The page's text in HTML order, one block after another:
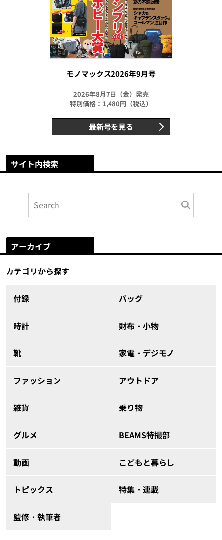
モノマックス2026年9月号
2026年8月7日（金）発売
特別価格：1,480円（税込）
最新号を見る
サイト内検索
アーカイブ
カテゴリから探す
付録 バッグ
時計 財布・小物
靴 家電・デジモノ
ファッション アウトドア
雑貨 乗り物
グルメ BEAMS特撮部
動画 こどもと暮らし
トピックス 特集・連載
監修・執筆者